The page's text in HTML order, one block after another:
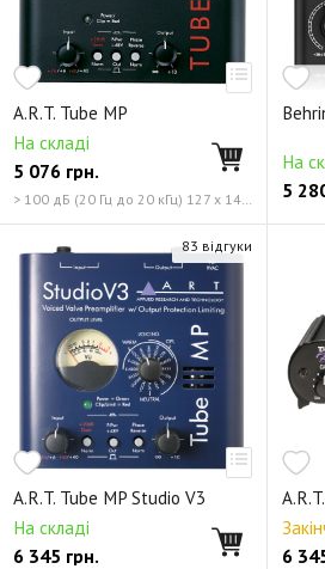
A.R.T. Tube MP
На складі
5 076 грн.
> 100 дБ (20 Гц до 20 кГц) 127 x 140 x 50.8 мм
На
5
A.R.T. Tube MP Studio V3
На складі
6 345 грн.
83 відгуки
6